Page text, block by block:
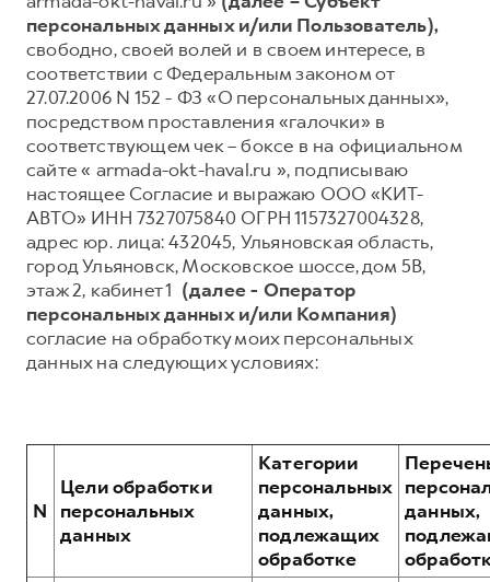
DARGO
от 3 199 000 ₽
DARGO X
от 3 499 000 ₽
от 2 899 000 ₽
F7X
POER
от 3 449 000 ₽
Тест-драйв
Трейд-ин
КРЕДИТ И СТРАХОВАНИЕ
Кредитный калькулятор
Страхование
Кредит
КОРПОРАТИВНЫМ КЛИЕНТАМ
Для малого бизнеса
Система управления автопарком
Сервис для корпоративных клиентов
HAVAL Лизинг
СЕРВИСНОЕ ОБСЛУЖИВАНИЕ
Нулевое ТО
Программа «Помощь на дороге»
Регламенты технического обслуживания
Электронный ПТС
ПОДДЕРЖКА
GWM Безопасность
Гарантия HAVAL
Мобильное приложение GWM
АКСЕССУАРЫ HAVAL
Автомобильные аксессуары
О дилере
Наша команда
Контакты
персональных данных и/или Пользователь),
свободно, своей волей и в своем интересе, в
соответствии с Федеральным законом от
27.07.2006 N 152 - ФЗ «О персональных данных»,
посредством проставления «галочки» в
соответствующем чек – боксе в на официальном
сайте « armada-okt-haval.ru », подписываю
настоящее Согласие и выражаю ООО «КИТ-
АВТО» ИНН 7327075840 ОГРН 1157327004328,
адрес юр. лица: 432045, Ульяновская область,
город Ульяновск, Московское шоссе, дом 5В,
этаж 2, кабинет 1 (далее - Оператор
персональных данных и/или Компания)
согласие на обработку моих персональных
данных на следующих условиях:
N
Цели обработки
персональных
данных
Категории
персональных
данных,
подлежащих
обработке
данных,